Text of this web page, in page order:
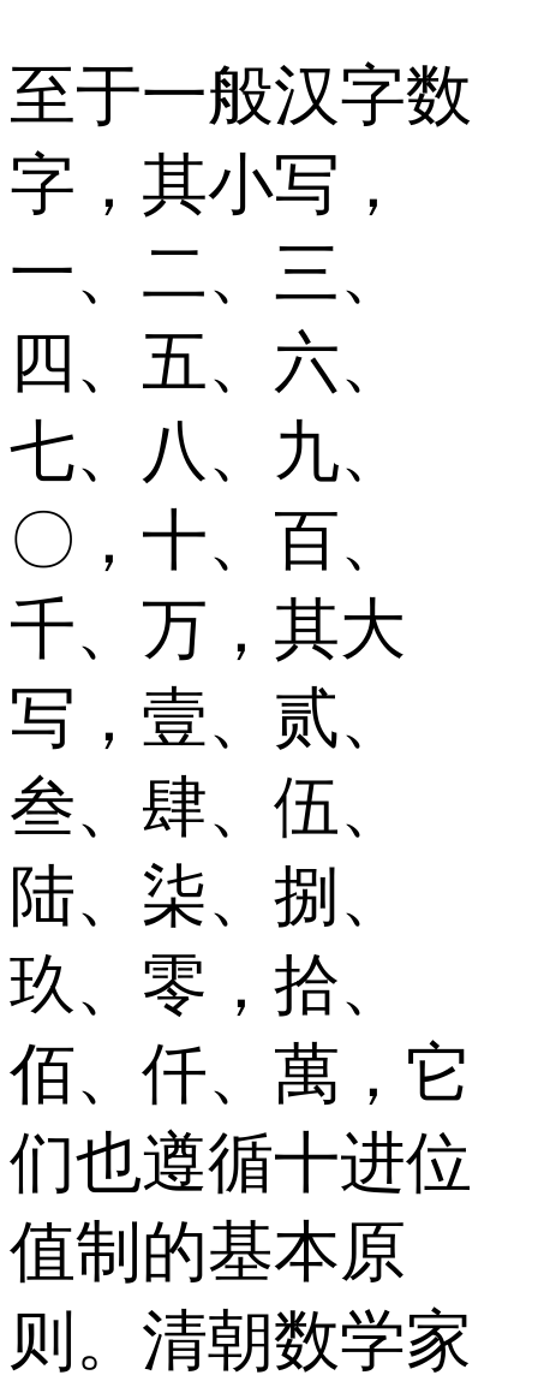
至于一般汉字数
字，其小写，
一、二、三、
四、五、六、
七、八、九、
〇，十、百、
千、万，其大
写，壹、贰、
叁、肆、伍、
陆、柒、捌、
玖、零，拾、
佰、仟、萬，它
们也遵循十进位
值制的基本原
则。清朝数学家